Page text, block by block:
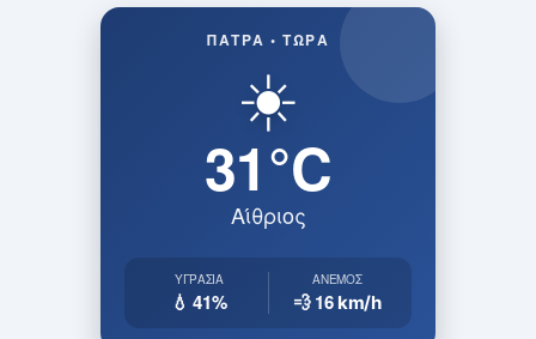
ΠΆΤΡΑ • ΤΏΡΑ
☀️
31°C
Αίθριος
ΥΓΡΑΣΊΑ
💧 41%
ΆΝΕΜΟΣ
💨 16km/h